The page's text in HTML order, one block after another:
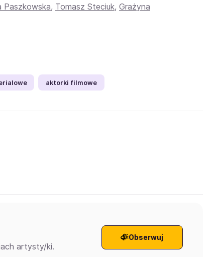
Paszkowska, Tomasz Steciuk, Grażyna
aktorki filmowe
artysty/ki.
Obserwuj